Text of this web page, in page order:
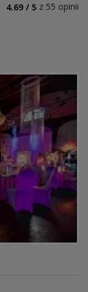
4.69 / 5 z 55 opinii